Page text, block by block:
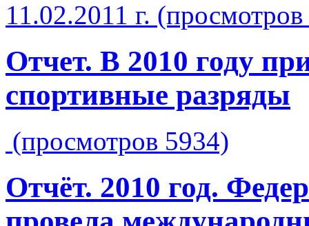
11.02.2011 г.
Отчет. В 2010 году
спортивные разряды
(просмотров 5934)
Отчёт. 2010 год.